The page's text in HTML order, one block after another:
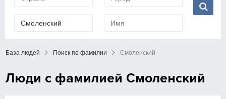
База людей Поиск по фамилии Смоленский
Люди с фамилией Смоленский